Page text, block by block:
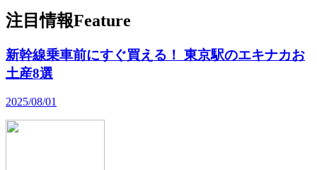
注目情報Feature
新幹線乗車前にすぐ買える！ 東京駅のエキナカお
土産8選
2025/08/01